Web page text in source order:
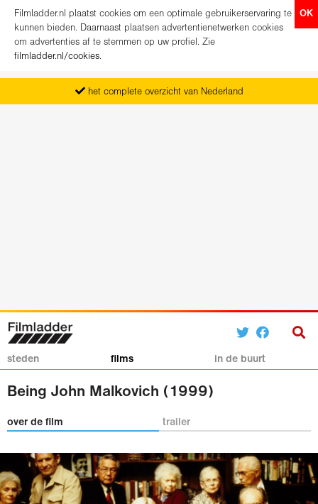
OK
Filmladder.nl plaatst cookies om een optimale gebruikerservaring te
kunnen bieden. Daarnaast plaatsen advertentienetwerken cookies
om advertenties af te stemmen op uw profiel. Zie
filmladder.nl/cookies.
het complete overzicht van Nederland
vanaf maandag het nieuwe programma
koop direct je kaartjes
steden films in de buurt
Being John Malkovich (1999)
over de film trailer